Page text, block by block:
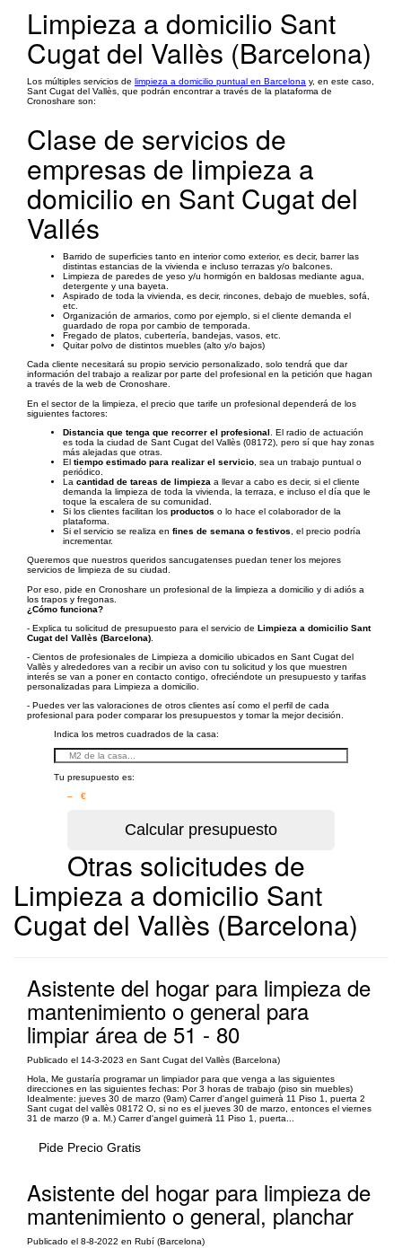
Limpieza a domicilio Sant
Cugat del Vallès (Barcelona)
Los múltiples servicios de limpieza a domicilio puntual en Barcelona y, en este caso,
Sant Cugat del Vallès, que podrán encontrar a través de la plataforma de
Cronoshare son:
Clase de servicios de
empresas de limpieza a
domicilio en Sant Cugat del
Vallés
Barrido de superficies tanto en interior como exterior, es decir, barrer las
distintas estancias de la vivienda e incluso terrazas y/o balcones.
Limpieza de paredes de yeso y/u hormigón en baldosas mediante agua,
detergente y una bayeta.
Aspirado de toda la vivienda, es decir, rincones, debajo de muebles, sofá,
etc.
Organización de armarios, como por ejemplo, si el cliente demanda el
guardado de ropa por cambio de temporada.
Fregado de platos, cubertería, bandejas, vasos, etc.
Quitar polvo de distintos muebles (alto y/o bajos)
Cada cliente necesitará su propio servicio personalizado, solo tendrá que dar
información del trabajo a realizar por parte del profesional en la petición que hagan
a través de la web de Cronoshare.
En el sector de la limpieza, el precio que tarife un profesional dependerá de los
siguientes factores:
Distancia que tenga que recorrer el profesional . El radio de actuación
es toda la ciudad de Sant Cugat del Vallès (08172), pero sí que hay zonas
más alejadas que otras.
El tiempo estimado para realizar el servicio , sea un trabajo puntual o
periódico.
La cantidad de tareas de limpieza a llevar a cabo es decir, si el cliente
demanda la limpieza de toda la vivienda, la terraza, e incluso el día que le
toque la escalera de su comunidad.
Si los clientes facilitan los productos o lo hace el colaborador de la
plataforma.
Si el servicio se realiza en fines de semana o festivos , el precio podría
incrementar.
Queremos que nuestros queridos sancugatenses puedan tener los mejores
servicios de limpieza de su ciudad.
Por eso, pide en Cronoshare un profesional de la limpieza a domicilio y di adiós a
los trapos y fregonas.
¿Cómo funciona?
- Explica tu solicitud de presupuesto para el servicio de Limpieza a domicilio Sant
Cugat del Vallès (Barcelona)
- Cientos de profesionales de Limpieza a domicilio ubicados en Sant Cugat del
Vallès y alrededores van a recibir un aviso con tu solicitud y los que muestren
interés se van a poner en contacto contigo, ofreciéndote un presupuesto y tarifas
personalizadas para Limpieza a domicilio.
- Puedes ver las valoraciones de otros clientes así como el perfil de cada
profesional para poder comparar los presupuestos y tomar la mejor decisión.
Indica los metros cuadrados de la casa:
Tu presupuesto es:
– €
Otras solicitudes de
Limpieza a domicilio Sant
Cugat del Vallès (Barcelona)
Asistente del hogar para limpieza de
mantenimiento o general para
limpiar área de 51 - 80
Publicado el 14-3-2023 en Sant Cugat del Vallès (Barcelona)
Hola, Me gustaría programar un limpiador para que venga a las siguientes
direcciones en las siguientes fechas: Por 3 horas de trabajo (piso sin muebles)
Idealmente: jueves 30 de marzo (9am) Carrer d'angel guimerà 11 Piso 1, puerta 2
Sant cugat del vallès 08172 O, si no es el jueves 30 de marzo, entonces el viernes
31 de marzo (9 a. M.) Carrer d'angel guimerà 11 Piso 1, puerta...
Pide Precio Gratis
Asistente del hogar para limpieza de
mantenimiento o general, planchar
Publicado el 8-8-2022 en Rubí (Barcelona)